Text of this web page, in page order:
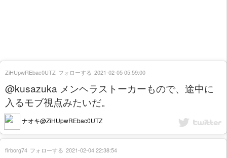
@kusazuka メンヘラストーカーもので、途中に
入るモブ視点みたいだ。
ナオキ@ZiHUpwREbac0UTZ
ZiHUpwREbac0UTZ フォローする 2021-02-05 05:59:00
firborg74 フォローする 2021-02-04 22:38:54